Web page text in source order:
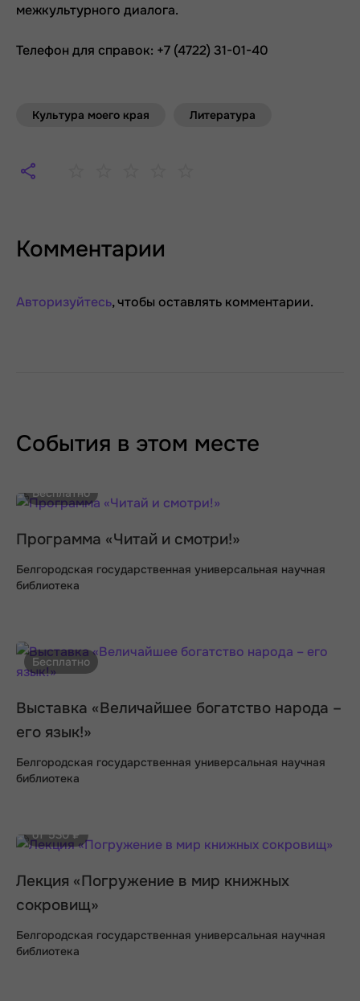
межкультурного диалога.
Телефон для справок: +7 (4722) 31-01-40
Культура моего края Литература
Комментарии
Авторизуйтесь, чтобы оставлять комментарии.
События в этом месте
Бесплатно
Программа «Читай и смотри!»
Белгородская государственная универсальная научная
библиотека
Бесплатно
Выставка «Величайшее богатство народа –
его язык!»
Белгородская государственная универсальная научная
библиотека
от 530 ₽
Лекция «Погружение в мир книжных
сокровищ»
Белгородская государственная универсальная научная
библиотека